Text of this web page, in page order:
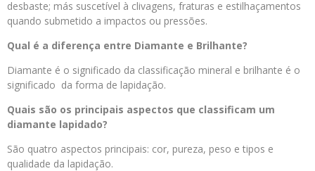
desbaste; más suscetível à clivagens, fraturas e estilhaçamentos
quando submetido a impactos ou pressões.
Qual é a diferença entre Diamante e Brilhante?
Diamante é o significado da classificação mineral e brilhante é o
significado da forma de lapidação.
Quais são os principais aspectos que classificam um
diamante lapidado?
São quatro aspectos principais: cor, pureza, peso e tipos e
qualidade da lapidação.